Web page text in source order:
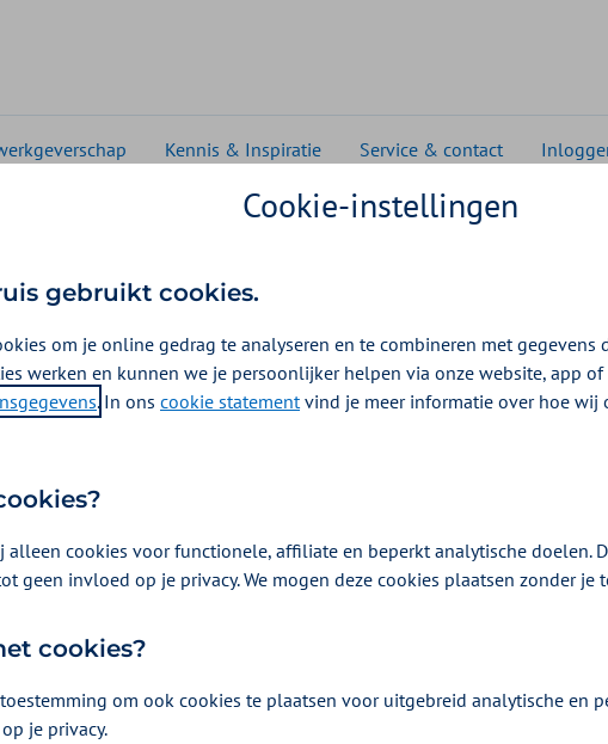
Kennis & Inspiratie Service & contact
VGB
u, uw medewerkers en hun
op het gebied van zorg,
vitaliteit. Zaken die onlosmakelijk
op de basisverzekering
Cookie-instellingen
gebruikt cookies.
om je online gedrag te analyseren en te combineren met gegevens
werken en kunnen we je persoonlijker helpen via onze website, app of
. In ons cookie statementvind je meer informatie over hoe wij
alleen cookies voor functionele, affiliate en beperkt analytische doelen.
geen invloed op je privacy. We mogen deze cookies plaatsen zonder je
cookies?
om ook cookies te plaatsen voor uitgebreid analytische en
je privacy.